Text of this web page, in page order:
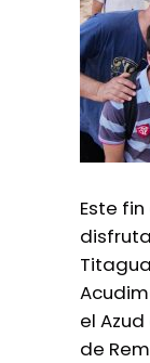
Este
el
de